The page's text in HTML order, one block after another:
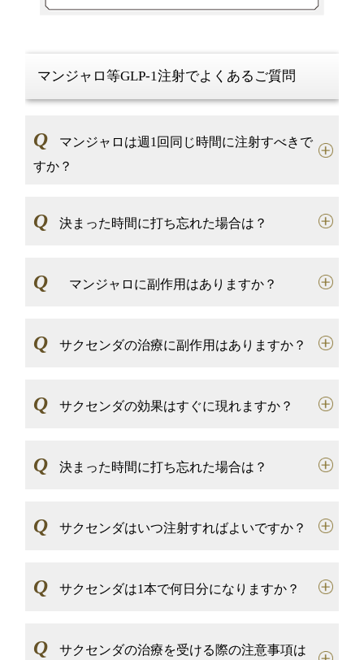
マンジャロ等GLP-1注射でよくあるご質問
Q
マンジャロは週1回同じ時間に注射すべきで
すか？
Q 決まった時間に打ち忘れた場合は？
Q マンジャロに副作用はありますか？
Q サクセンダの治療に副作用はありますか？
Q サクセンダの効果はすぐに現れますか？
Q 決まった時間に打ち忘れた場合は？
Q サクセンダはいつ注射すればよいですか？
Q サクセンダは1本で何日分になりますか？
Q
サクセンダの治療を受ける際の注意事項は